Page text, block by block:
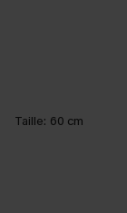
Taille: 60 cm